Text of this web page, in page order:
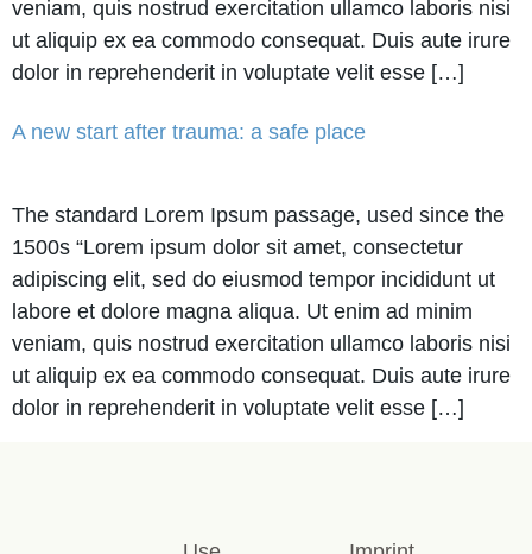
veniam, quis nostrud exercitation ullamco laboris nisi
ut aliquip ex ea commodo consequat. Duis aute irure
dolor in reprehenderit in voluptate velit esse […]
A new start after trauma: a safe place
The standard Lorem Ipsum passage, used since the
1500s “Lorem ipsum dolor sit amet, consectetur
adipiscing elit, sed do eiusmod tempor incididunt ut
labore et dolore magna aliqua. Ut enim ad minim
veniam, quis nostrud exercitation ullamco laboris nisi
ut aliquip ex ea commodo consequat. Duis aute irure
dolor in reprehenderit in voluptate velit esse […]